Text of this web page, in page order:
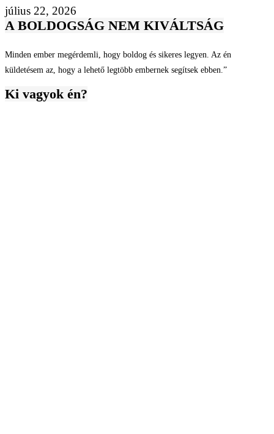
július 22, 2026
A BOLDOGSÁG NEM KIVÁLTSÁG
Minden ember megérdemli, hogy boldog és sikeres legyen. Az én
küldetésem az, hogy a lehető legtöbb embernek segítsek ebben.”
Ki vagyok én?